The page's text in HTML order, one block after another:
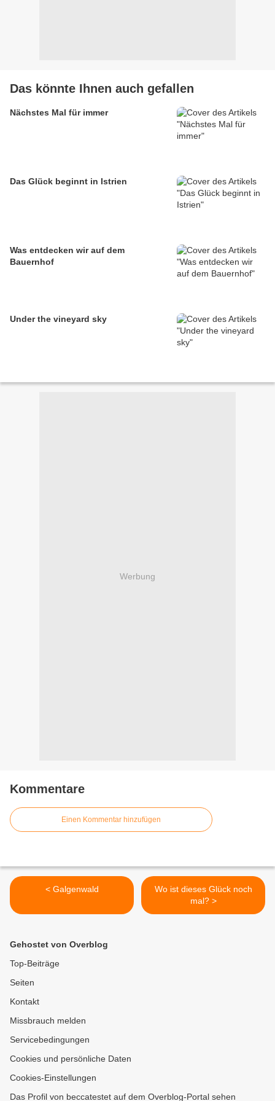
Das könnte Ihnen auch gefallen
Nächstes Mal für immer
Das Glück beginnt in Istrien
Was entdecken wir auf dem
Bauernhof
Under the vineyard sky
Werbung
Kommentare
Einen Kommentar hinzufügen
< Galgenwald
Wo ist dieses Glück noch
mal? >
Gehostet von Overblog
Top-Beiträge
Seiten
Kontakt
Missbrauch melden
Servicebedingungen
Cookies und persönliche Daten
Cookies-Einstellungen
Das Profil von beccatestet auf dem Overblog-Portal sehen